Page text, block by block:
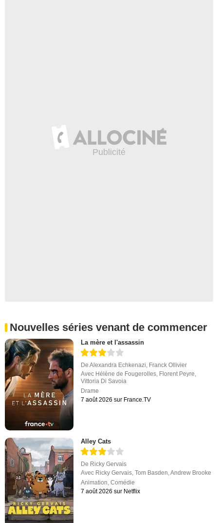
Nouvelles séries venant de commencer
La mère et l'assassin
DeAlexandra Echkenazi, Franck Ollivier
Avec Hélène de Fougerolles, Florent Peyre,
Vittoria Di Savoia
Drame
7 août 2026 sur France.TV
Alley Cats
De Ricky Gervais
Avec Ricky Gervais,Tom Basden,Andrew Brooke
Animation,Comédie
7 août 2026 sur Netflix